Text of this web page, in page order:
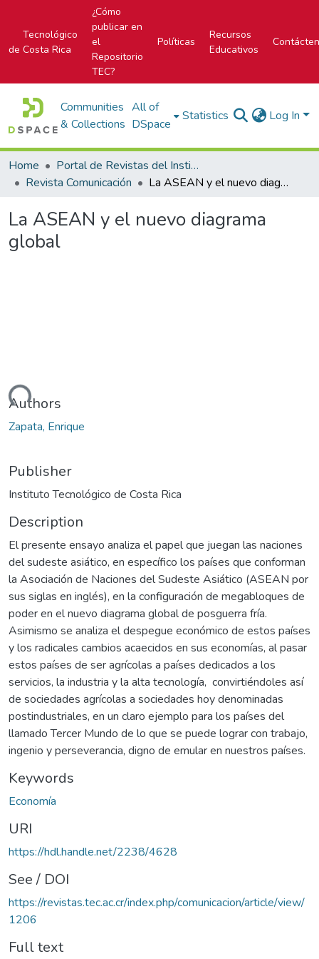
Tecnológico
de Costa Rica
¿Cómo
publicar en
el
Repositorio
TEC?
Políticas
Recursos
Educativos
Communities
& Collections
All of
DSpace
Statistics Log In
Home
Portal de Revistas del Instituto Tecnológico de Costa Rica
Revista Comunicación
La ASEAN y el nuevo diagrama global
La ASEAN y el nuevo diagrama
global
Authors
Zapata, Enrique
Publisher
Instituto Tecnológico de Costa Rica
Description
El presente ensayo analiza el papel que juegan las naciones
del sudeste asiático, en específico los países que conforman
la Asociación de Naciones del Sudeste Asiático (ASEAN por
sus siglas en inglés), en la configuración de megabloques de
poder en el nuevo diagrama global de posguerra fría.
Asimismo se analiza el despegue económico de estos países
y los radicales cambios acaecidos en sus economías, al pasar
estos países de ser agrícolas a países dedicados a los
servicios, la industria y la alta tecnología, convirtiéndoles así
de sociedades agrícolas a sociedades hoy denominadas
postindustriales, en un claro ejemplo para los países del
llamado Tercer Mundo de lo que se puede lograr con trabajo,
ingenio y perseverancia, digno de emular en nuestros países.
Keywords
Economía
URI
https://hdl.handle.net/2238/4628
See / DOI
https://revistas.tec.ac.cr/index.php/comunicacion/article/view/
1206
Full text